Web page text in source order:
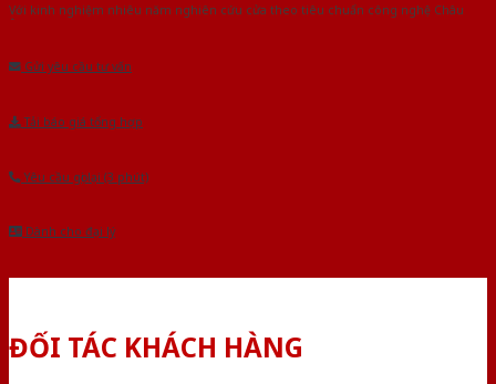
Với kinh nghiệm nhiêu năm nghiên cứu cửa theo tiêu chuẩn công nghệ Châu
Gửi yêu cầu tư vấn
Tải báo giá tổng hợp
Yêu cầu gọi lại (3 phút)
Dành cho đại lý
ĐỐI TÁC KHÁCH HÀNG